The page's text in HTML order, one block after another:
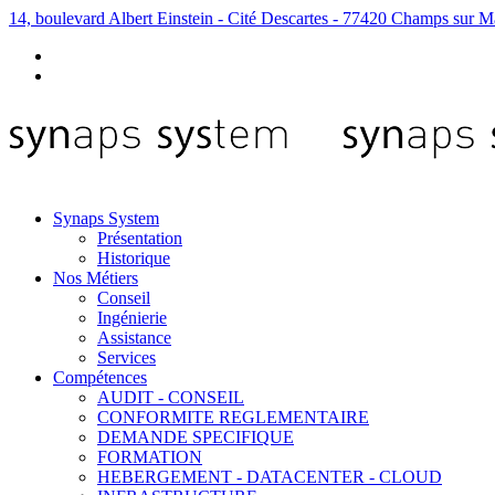
14, boulevard Albert Einstein - Cité Descartes - 77420 Champs sur
Synaps System
Présentation
Historique
Nos Métiers
Conseil
Ingénierie
Assistance
Services
Compétences
AUDIT - CONSEIL
CONFORMITE REGLEMENTAIRE
DEMANDE SPECIFIQUE
FORMATION
HEBERGEMENT - DATACENTER - CLOUD